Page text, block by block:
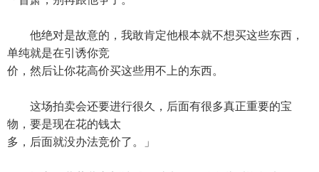
他绝对是故意的，我敢肯定他根本就不想买这些东西，
单纯就是在引诱你竞
价，然后让你花高价买这些用不上的东西。
这场拍卖会还要进行很久，后面有很多真正重要的宝
物，要是现在花的钱太
多，后面就没办法竞价了。」